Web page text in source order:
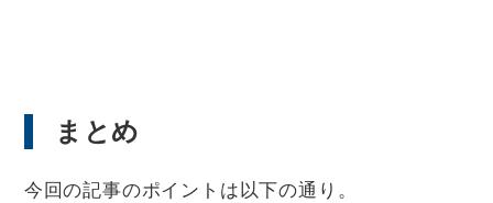
まとめ
今回の記事のポイントは以下の通り。